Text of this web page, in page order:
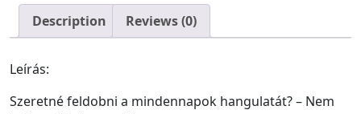
Description Reviews (0)
Leírás:
Szeretné feldobni a mindennapok hangulatát? – Nem